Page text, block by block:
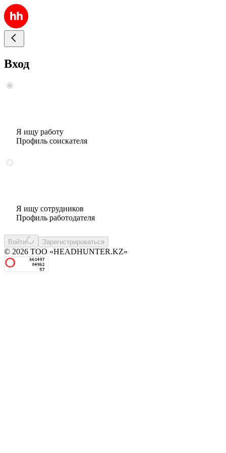
Вход
Я ищу работу
Профиль соискателя
Я ищу сотрудников
Профиль работодателя
Войти Зарегистрироваться
© 2026 ТОО «HEADHUNTER.KZ»